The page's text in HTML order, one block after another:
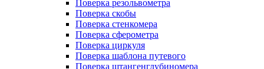
Поверка резольвометра
Поверка скобы
Поверка стенкомера
Поверка сферометра
Поверка циркуля
Поверка шаблона путевого
Поверка штангенглубиномера